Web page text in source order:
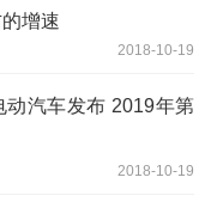
增速
2018-10-19
动汽车发布 2019年第
2018-10-19